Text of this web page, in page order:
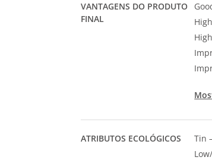
VANTAGENS DO PRODUTO
FINAL
ATRIBUTOS ECOLÓGICOS
Tin